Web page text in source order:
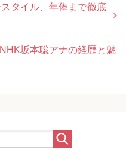
タイル、年俸まで徹底
坂本聡アナの経歴と魅